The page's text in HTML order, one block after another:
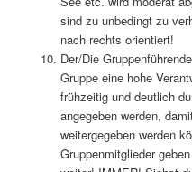
sind zu unbedingt zu
nach rechts orientiert!
Der/Die
Gruppe eine hohe
frühzeitig und deutlich
angegeben werden,
weitergegeben werden
Gruppenmitglieder